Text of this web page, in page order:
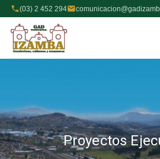
(03) 2 452 294
Proyectos